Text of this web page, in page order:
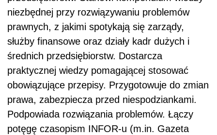
niezbędnej przy rozwiązywaniu problemów
prawnych, z jakimi spotykają się zarządy,
służby finansowe oraz działy kadr dużych i
średnich przedsiębiorstw. Dostarcza
praktycznej wiedzy pomagającej stosować
obowiązujące przepisy. Przygotowuje do zmian
prawa, zabezpiecza przed niespodziankami.
Podpowiada rozwiązania problemów. Łączy
potęgę czasopism INFOR-u (m.in. Gazeta